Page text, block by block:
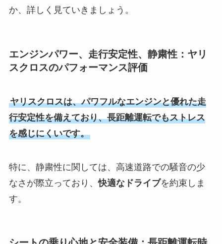
か、詳しく見ていきましょう。
エンジンパワー、走行安定性、静粛性：ヤリ
スクロスのパフォーマンス評価
ヤリスクロスは、パワフルなエンジンと優れた走
行安定性を備えており、長距離運転でもストレス
を感じにくいです。
特に、静粛性に関しては、高速道路での騒音の少
なさが際立っており、快適なドライブを約束しま
す。